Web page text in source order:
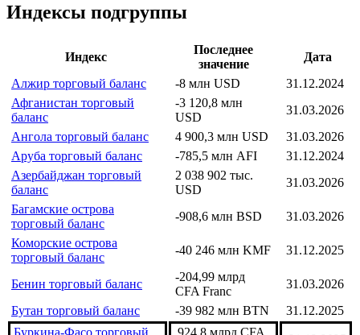
Индексы подгруппы
Индекс
Последнее
значение
Дата
Алжир торговый баланс
-8 млн USD
31.12.2024
Афганистан торговый
баланс
-3 120,8 млн
USD
31.03.2026
Ангола торговый баланс
4 900,3 млн USD
31.03.2026
Аруба торговый баланс
-785,5 млн AFI
31.12.2024
Азербайджан торговый
баланс
2 038 902 тыс.
USD
31.03.2026
Багамские острова
торговый баланс
-908,6 млн BSD
31.03.2026
Коморские острова
торговый баланс
-40 246 млн KMF 31.12.2025
Бенин торговый баланс
-204,99 млрд
CFA Franc
31.03.2026
Бутан торговый баланс
-39 982 млн BTN
31.12.2025
Буркина-Фасо торговый
924,8 млрд CFA